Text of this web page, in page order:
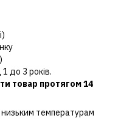
до 3 років.
товар протягом 14
температурам